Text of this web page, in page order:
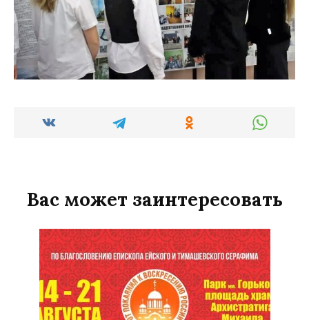
Вас может заинтересовать